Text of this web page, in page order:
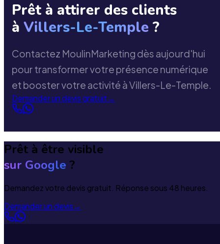
Prêt à attirer des clients
à Villers-Le-Temple ?
Contactez MoulinMarketing dès aujourd'hui
pour transformer votre présence numérique
et booster votre activité à Villers-Le-Temple.
Demander un devis gratuit→
Prêt à être visible
sur Google ?
Demandez votre devis gratuit. Réponse sous 48 heures.
Demander un devis→